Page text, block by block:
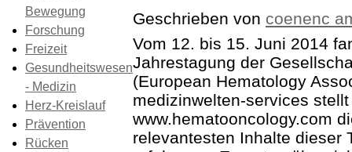
Bewegung
Forschung
Freizeit
Gesundheitswesen
- Medizin
Herz-Kreislauf
Prävention
Rücken
Geschrieben von coenenc
Vom 12. bis 15. Juni 2014
Jahrestagung der
(European Hematology
medizinwelten-services
www.hematooncology.com
relevantesten Inhalte dieser